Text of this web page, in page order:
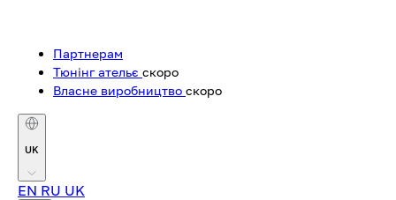
Партнерам
Тюнінг ательє скоро
Власне виробництво скоро
UK
EN RU UK